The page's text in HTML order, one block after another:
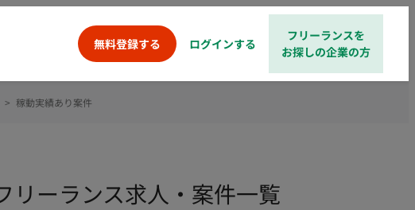
無料登録する ログインする
フリーランスを
お探しの企業の方
リーランス求人・案件一覧
> 稼動実績あり案件